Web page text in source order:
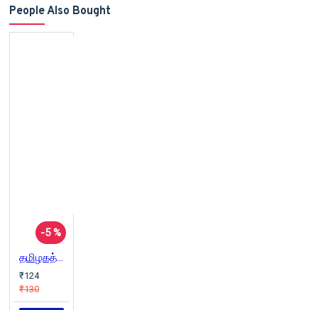
People Also Bought
-5 %
தமிழகத்தில் பாரதம் வரலாறு-கதையாடல்
₹124
₹130